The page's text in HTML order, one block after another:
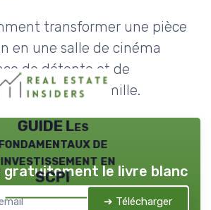
transformer une pièce
en une salle de cinéma
de détente et de
pour toute la famille.
GUIDE Les
de
en
SCPI
gratuitement le livre blanc
➔ Télécharger